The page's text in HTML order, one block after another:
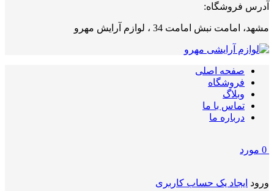
آدرس فروشگاه:
مشهد، امامت نبش امامت 34 ، لوازم آرایش مهرو
صفحه اصلی
فروشگاه
وبلاگ
تماس با ما
درباره ما
0 مورد
ورود ایجاد یک حساب کاربری